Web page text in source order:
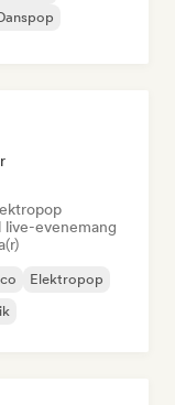
live-evenemang
Elektropop